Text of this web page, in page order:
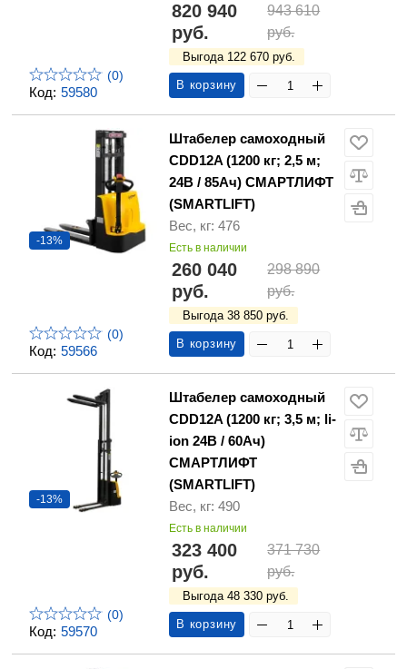
Код: 59580
(0)
820 940
руб.
943 610
руб.
Выгода 122 670 руб.
В корзину
Код: 59566
-13%
(0)
Штабелер самоходный
CDD12A (1200 кг; 2,5 м;
24В / 85Ач) СМАРТЛИФТ
(SMARTLIFT)
Вес, кг: 476
Есть в наличии
260 040
руб.
298 890
руб.
Выгода 38 850 руб.
В корзину
Код: 59570
-13%
(0)
Штабелер самоходный
CDD12A (1200 кг; 3,5 м; li-
ion 24В / 60Ач)
СМАРТЛИФТ
(SMARTLIFT)
Вес, кг: 490
Есть в наличии
323 400
руб.
371 730
руб.
Выгода 48 330 руб.
В корзину